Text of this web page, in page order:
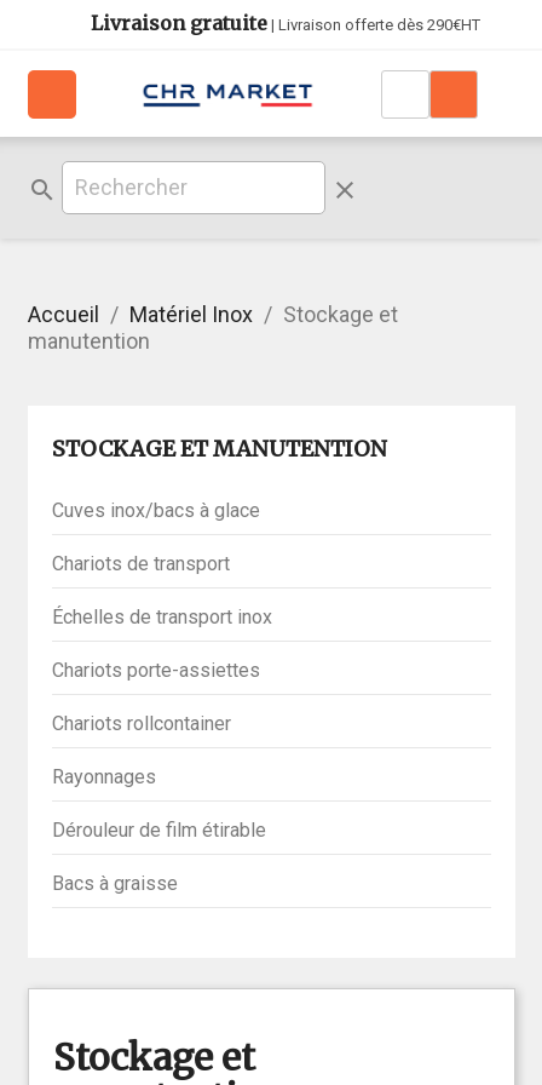
Livraison gratuite| Livraison offerte dès 290€HT
search clear
Accueil Matériel Inox
Stockage et
manutention
STOCKAGE ET MANUTENTION
Cuves inox/bacs à glace
Chariots de transport
Échelles de transport inox
Chariots porte-assiettes
Chariots rollcontainer
Rayonnages
Dérouleur de film étirable
Bacs à graisse
Stockage et